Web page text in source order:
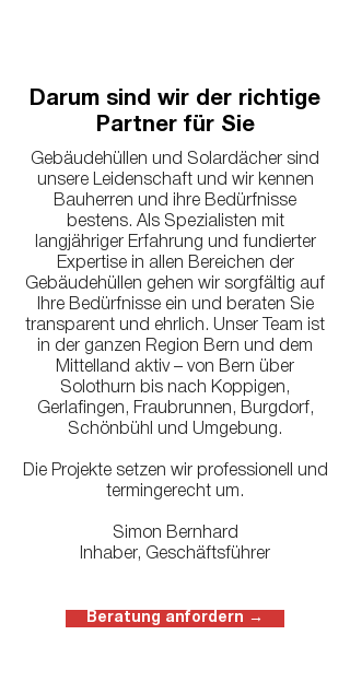
Darum sind wir der richtige
Partner für Sie
Gebäudehüllen und Solardächer sind
unsere Leidenschaft und wir kennen
Bauherren und ihre Bedürfnisse
bestens. Als Spezialisten mit
langjähriger Erfahrung und fundierter
Expertise in allen Bereichen der
Gebäudehüllen gehen wir sorgfältig auf
Ihre Bedürfnisse ein und beraten Sie
transparent und ehrlich. Unser Team ist
in der ganzen Region Bern und dem
Mittelland aktiv – von Bern über
Solothurn bis nach Koppigen,
Gerlafingen, Fraubrunnen, Burgdorf,
Schönbühl und Umgebung.
Die Projekte setzen wir professionell und
termingerecht um.
Simon Bernhard
Inhaber, Geschäftsführer
Beratung anfordern →